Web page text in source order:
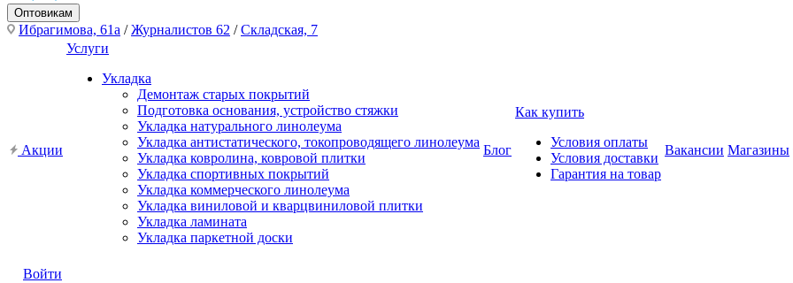
Оптовикам
Ибрагимова, 61а /Журналистов 62 /Складская, 7
Акции
Услуги
Укладка
Демонтаж старых покрытий
Подготовка основания, устройство стяжки
Укладка натурального линолеума
Укладка антистатического, токопроводящего линолеума
Укладка ковролина, ковровой плитки
Укладка спортивных покрытий
Укладка коммерческого линолеума
Укладка виниловой и кварцвиниловой плитки
Укладка ламината
Укладка паркетной доски
Блог
Как купить
Условия оплаты
Условия доставки
Гарантия на товар
Вакансии Магазины
Войти